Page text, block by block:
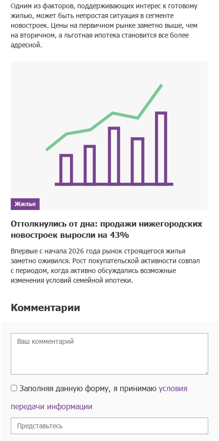
Одним из факторов, поддерживающих интерес к готовому
жилью, может быть непростая ситуация в сегменте
новостроек. Цены на первичном рынке заметно выше, чем
на вторичном, а льготная ипотека становится все более
адресной.
Жилье
Оттолкнулись от дна: продажи нижегородских
новостроек выросли на 43%
Впервые с начала 2026 года рынок строящегося жилья
заметно оживился. Рост покупательской активности совпал
с периодом, когда активно обсуждались возможные
изменения условий семейной ипотеки.
Комментарии
Заполняя данную форму, я принимаюусловия
передачи информации